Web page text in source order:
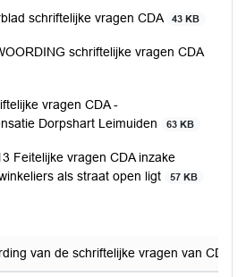
schriftelijke vragen CDA
43 KB
schriftelijke vragen CDA
vragen CDA -
Dorpshart Leimuiden
63 KB
Feitelijke vragen CDA inzake
als straat open ligt
57 KB
van de schriftelijke vragen van CDA